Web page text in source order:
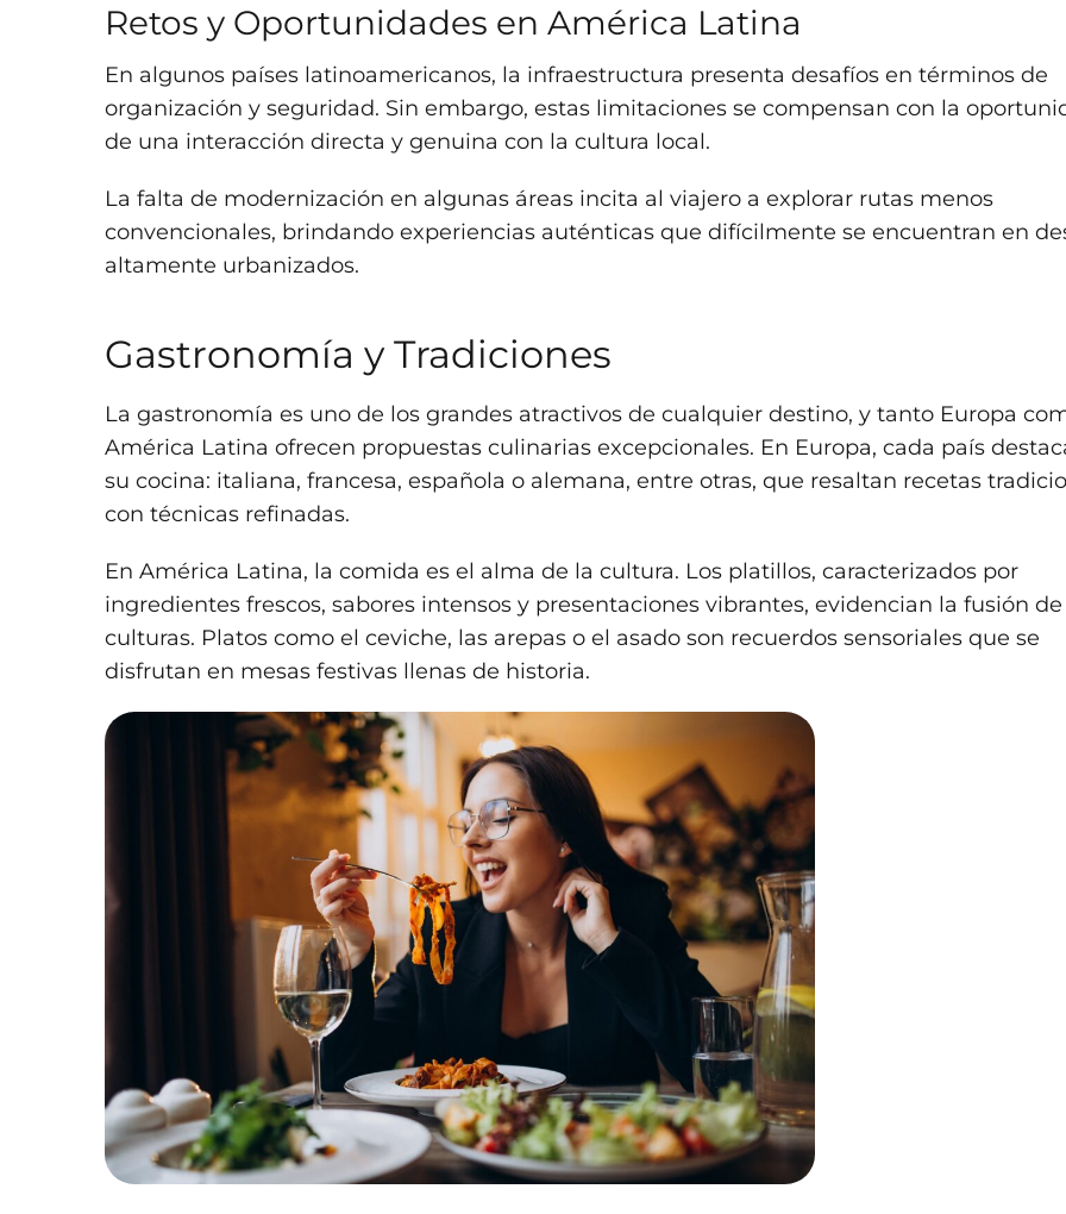
Retos y Oportunidades en América Latina
En algunos países latinoamericanos, la infraestructura presenta desafíos en términos de
organización y seguridad. Sin embargo, estas limitaciones se compensan con la
de una interacción directa y genuina con la cultura local.
La falta de modernización en algunas áreas incita al viajero a explorar rutas menos
convencionales, brindando experiencias auténticas que difícilmente se encuentran en
altamente urbanizados.
Gastronomía y Tradiciones
La gastronomía es uno de los grandes atractivos de cualquier destino, y tanto Europa
América Latina ofrecen propuestas culinarias excepcionales. En Europa, cada país
su cocina: italiana, francesa, española o alemana, entre otras, que resaltan recetas
con técnicas refinadas.
En América Latina, la comida es el alma de la cultura. Los platillos, caracterizados por
ingredientes frescos, sabores intensos y presentaciones vibrantes, evidencian la fusión de
culturas. Platos como el ceviche, las arepas o el asado son recuerdos sensoriales que se
disfrutan en mesas festivas llenas de historia.